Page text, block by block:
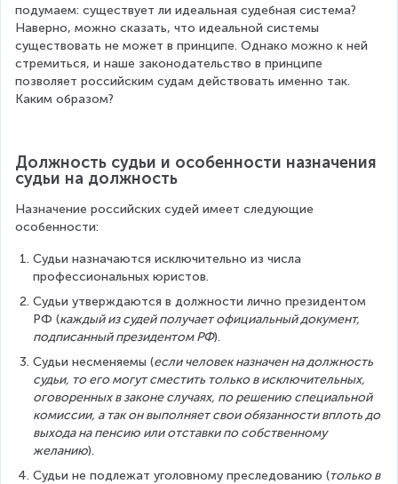
подумаем: существует ли идеальная судебная система?
Наверно, можно сказать, что идеальной системы
существовать не может в принципе. Однако можно к ней
стремиться, и наше законодательство в принципе
позволяет российским судам действовать именно так.
Каким образом?
Должность судьи и особенности назначения
судьи на должность
Назначение российских судей имеет следующие
особенности:
Судьи назначаются исключительно из числа
профессиональных юристов.
Судьи утверждаются в должности лично президентом
РФ (каждый из судей получает официальный документ,
подписанный президентом РФ).
Судьи несменяемы (если человек назначен на должность
судьи, то его могут сместить только в исключительных,
оговоренных в законе случаях, по решению специальной
комиссии, а так он выполняет свои обязанности вплоть до
выхода на пенсию или отставки по собственному
желанию).
Судьи не подлежат уголовному преследованию (только в